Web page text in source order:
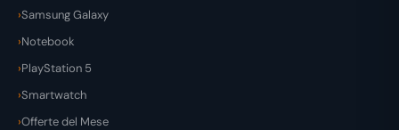
Samsung Galaxy
Notebook
PlayStation 5
Smartwatch
Offerte del Mese